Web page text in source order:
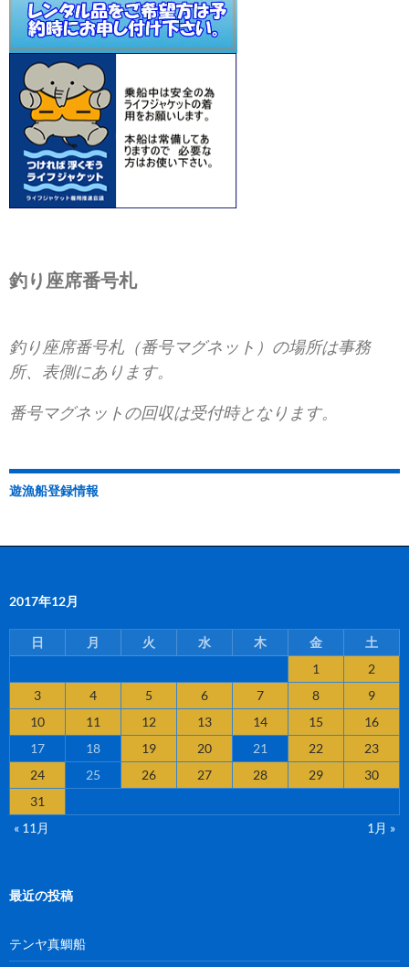
釣り座席番号札
釣り座席番号札（番号マグネット）の場所は事務
所、表側にあります。
番号マグネットの回収は受付時となります。
遊漁船登録情報
2017年12月
日 月 火 水 木 金
土
1
2
3
4 5 6 7 8
9
10
11 12 13 14 15
16
17
18 19 20 21 22
23
24
25 26 27 28 29
30
31
« 11月
1月 »
最近の投稿
テンヤ真鯛船